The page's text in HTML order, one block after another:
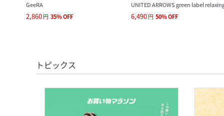
GeeRA
2,860円 35%OFF
UNITED ARROWS green label
6,490円 50%OFF
トピックス